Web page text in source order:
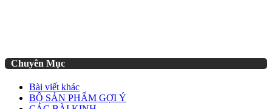
Chuyên Mục
Bài viết khác
BỘ SẢN PHẨM GỢI Ý